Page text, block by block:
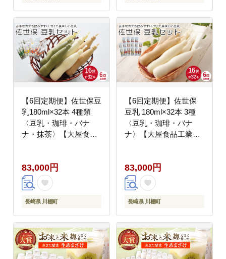
【6回定期便】佐世保豆
乳180ml×32本 4種類
〈豆乳・珈琲・バナ
ナ・抹茶〉【大屋食品
83,000円
長崎県 川棚町
【6回定期便】佐世保
豆乳 180ml×32本 3種
〈豆乳・珈琲・バナ
ナ〉【大屋食品工業】
83,000円
長崎県 川棚町